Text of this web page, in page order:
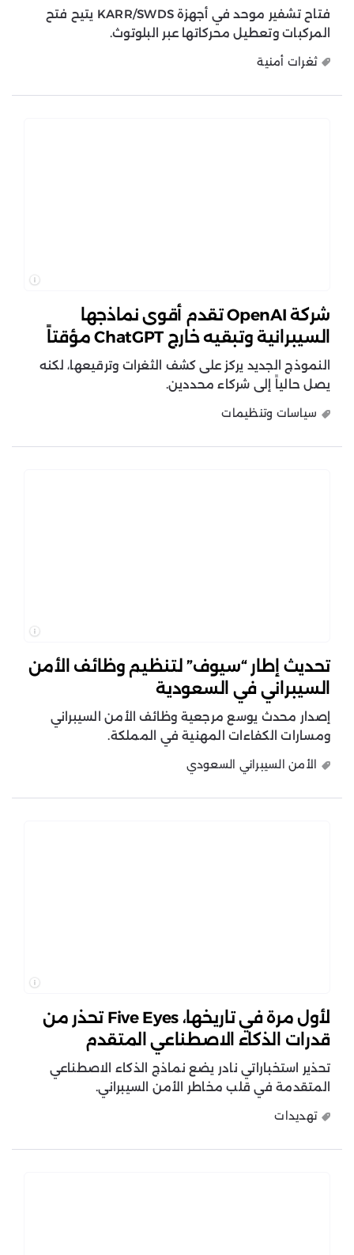
فتاح تشفير موحد في أجهزة KARR/SWDS يتيح فتح
المركبات وتعطيل محركاتها عبر البلوتوث.
ثغرات أمنية
شركة OpenAI تقدم أقوى نماذجها
السيبرانية وتبقيه خارج ChatGPT مؤقتاً
النموذج الجديد يركز على كشف الثغرات وترقيعها، لكنه
يصل حالياً إلى شركاء محددين.
سياسات وتنظيمات
تحديث إطار “سيوف” لتنظيم وظائف الأمن
السيبراني في السعودية
إصدار محدث يوسع مرجعية وظائف الأمن السيبراني
ومسارات الكفاءات المهنية في المملكة.
الأمن السيبراني السعودي
لأول مرة في تاريخها، Five Eyes تحذر من
قدرات الذكاء الاصطناعي المتقدم
تحذير استخباراتي نادر يضع نماذج الذكاء الاصطناعي
المتقدمة في قلب مخاطر الأمن السيبراني.
تهديدات